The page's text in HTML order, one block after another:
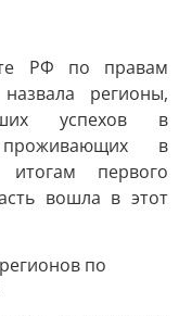
РФ по правам
регионы,
успехов в
в
первого
вошла в этот